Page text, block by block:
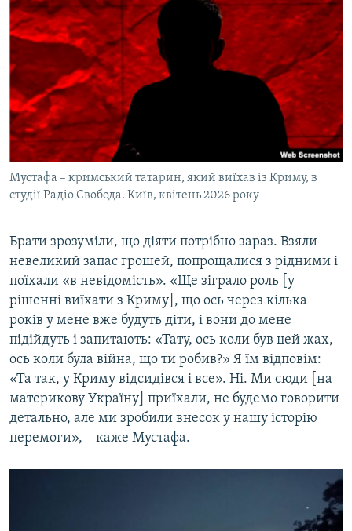
Мустафа – кримський татарин, який виїхав із Криму, в
студії Радіо Свобода. Київ, квітень 2026 року
Брати зрозуміли, що діяти потрібно зараз. Взяли
невеликий запас грошей, попрощалися з рідними і
поїхали «в невідомість». «Ще зіграло роль [у
рішенні виїхати з Криму], що ось через кілька
років у мене вже будуть діти, і вони до мене
підійдуть і запитають: «Тату, ось коли був цей жах,
ось коли була війна, що ти робив?» Я їм відповім:
«Та так, у Криму відсидівся і все». Ні. Ми сюди [на
материкову Україну] приїхали, не будемо говорити
детально, але ми зробили внесок у нашу історію
перемоги», – каже Мустафа.